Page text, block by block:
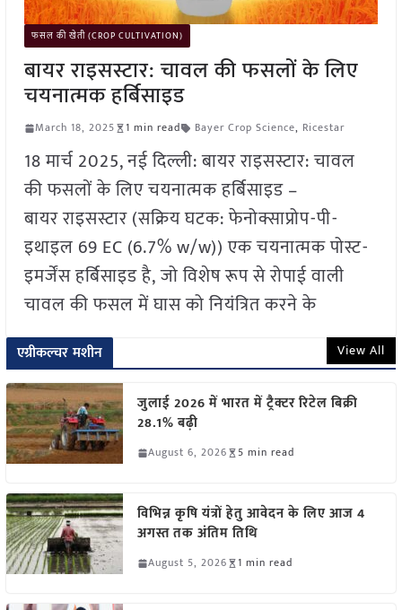
फसल की खेती (CROP CULTIVATION)
बायर राइसस्टार: चावल की फसलों के लिए
चयनात्मक हर्बिसाइड
March 18, 2025 1 min read Bayer Crop Science, Ricestar
18 मार्च 2025, नई दिल्ली: बायर राइसस्टार: चावल
की फसलों के लिए चयनात्मक हर्बिसाइड –
बायर राइसस्टार (सक्रिय घटक: फेनोक्साप्रोप-पी-
इथाइल 69 EC (6.7% w/w)) एक चयनात्मक पोस्ट-
इमर्जेंस हर्बिसाइड है, जो विशेष रूप से रोपाई वाली
चावल की फसल में घास को नियंत्रित करने के
एग्रीकल्चर मशीन View All
जुलाई 2026 में भारत में ट्रैक्टर रिटेल बिक्री
28.1% बढ़ी
August 6, 2026 5 min read
विभिन्न कृषि यंत्रों हेतु आवेदन के लिए आज 4
अगस्त तक अंतिम तिथि
August 5, 2026 1 min read